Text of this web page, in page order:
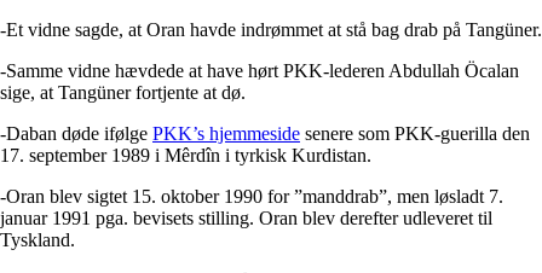
-Et vidne sagde, at Oran havde indrømmet at stå bag drab på Tangüner.
-Samme vidne hævdede at have hørt PKK-lederen Abdullah Öcalan
sige, at Tangüner fortjente at dø.
-Daban døde ifølge PKK’s hjemmeside senere som PKK-guerilla den
17. september 1989 i Mêrdîn i tyrkisk Kurdistan.
-Oran blev sigtet 15. oktober 1990 for ”manddrab”, men løsladt 7.
januar 1991 pga. bevisets stilling. Oran blev derefter udleveret til
Tyskland.